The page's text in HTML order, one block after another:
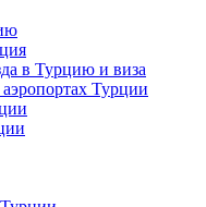
в Турцию и виза
Турции